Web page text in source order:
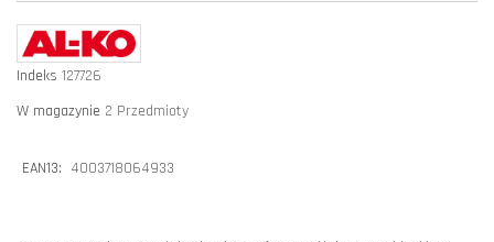
Indeks 127726
W magazynie 2 Przedmioty
EAN13: 4003718064933